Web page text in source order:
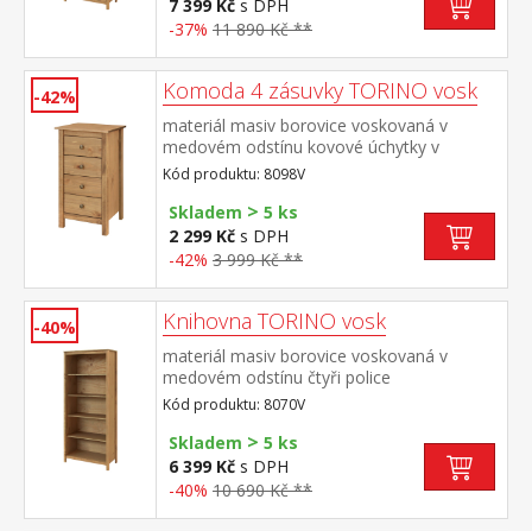
7 399 Kč s DPH
-37% 11 890 Kč **
-42% Komoda 4 zásuvky TORINO vosk
materiál masiv borovice voskovaná v
medovém odstínu kovové úchytky v
barevném provedení černěná mosaz 4
zásuvky s kovovými pojezdy
Kód produktu: 8098V
Skladem > 5 ks
2 299 Kč s DPH
-42% 3 999 Kč **
-40% Knihovna TORINO vosk
materiál masiv borovice voskovaná v
medovém odstínu čtyři police
Kód produktu: 8070V
Skladem > 5 ks
6 399 Kč s DPH
-40% 10 690 Kč **